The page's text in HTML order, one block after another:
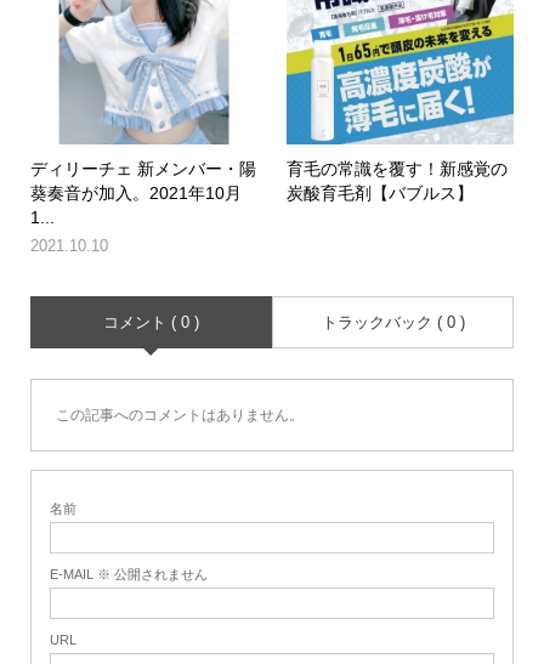
ディリーチェ 新メンバー・陽
葵奏音が加入。2021年10月
1...
2021.10.10
育毛の常識を覆す！新感覚の
炭酸育毛剤【バブルス】
コメント ( 0 ) トラックバック ( 0 )
この記事へのコメントはありません。
名前
E-MAIL ※ 公開されません
URL